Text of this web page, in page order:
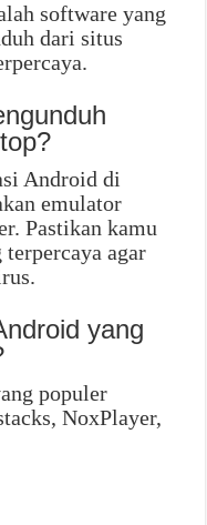
software yang
dari situs
Android di
emulator
Pastikan kamu
agar
yang
populer
NoxPlayer,